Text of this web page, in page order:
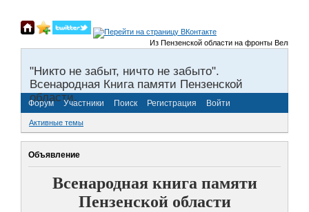
Из Пензенской области на фронты Великой
"Никто не забыт, ничто не забыто".
Всенародная Книга памяти Пензенской
области.
Форум Участники Поиск Регистрация Войти
Активные темы
Объявление
Всенародная книга памяти
Пензенской области